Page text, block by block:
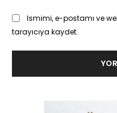
Ismimi, e-postamı ve
tarayıcıya kaydet.